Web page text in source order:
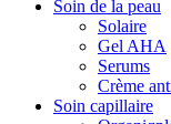
Soin de la peau
Solaire
Gel AHA
Serums
Crème
Soin capillaire